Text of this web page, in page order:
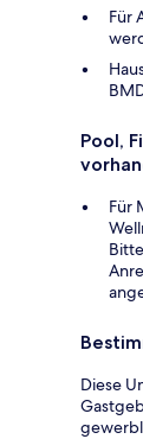
Für
Pool,
Für
Diese